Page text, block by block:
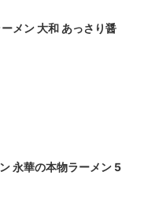
メン 大和 あっさり醤
永華の本物ラーメン 5